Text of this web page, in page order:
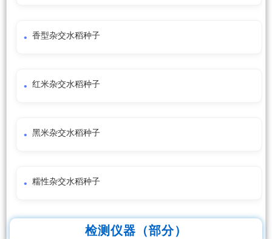
香型杂交水稻种子
红米杂交水稻种子
黑米杂交水稻种子
糯性杂交水稻种子
检测仪器（部分）